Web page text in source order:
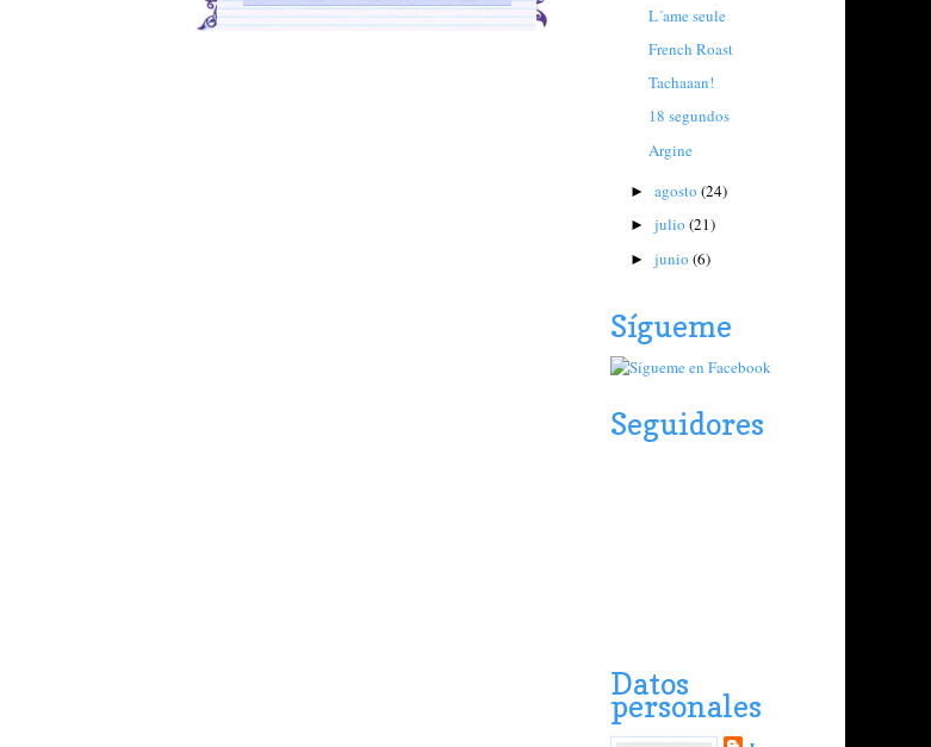
L´ame seule
French Roast
Tachaaan!
18 segundos
Argine
► agosto (24)
► julio (21)
► junio (6)
Sígueme
Seguidores
Datos
personales